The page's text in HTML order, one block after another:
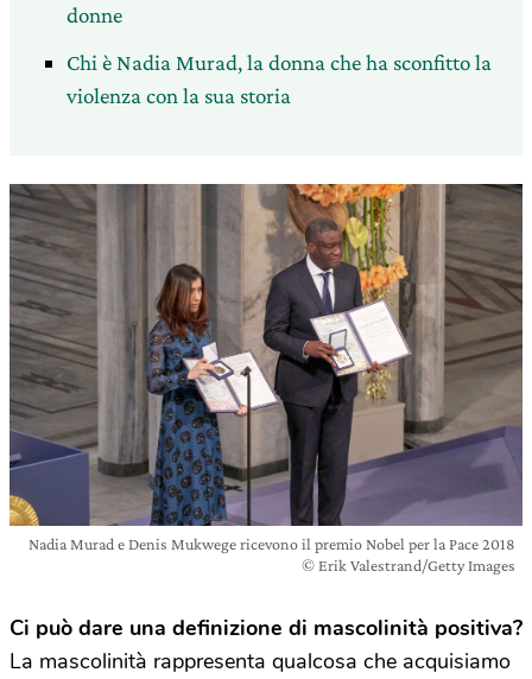
donne
Chi è Nadia Murad, la donna che ha sconfitto la
violenza con la sua storia
Nadia Murad e Denis Mukwege ricevono il premio Nobel per la Pace 2018
© Erik Valestrand/Getty Images
Ci può dare una definizione di mascolinità positiva?
La mascolinità rappresenta qualcosa che acquisiamo